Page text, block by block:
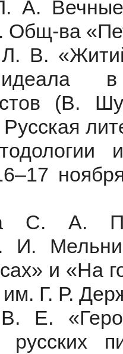
А. Вечные
Общ-ва
В.
идеала в
(В.
С. А.
И.
и «На
им. Г. Р.
Е.